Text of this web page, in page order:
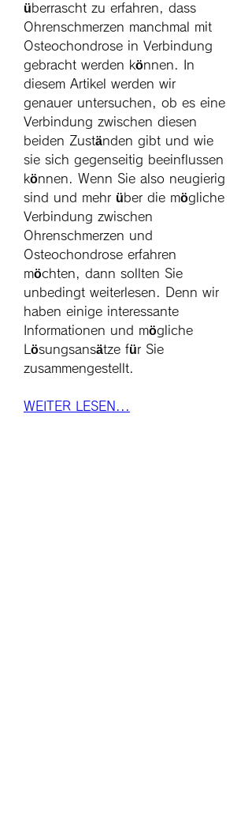
überrascht zu erfahren, dass
Ohrenschmerzen manchmal mit
Osteochondrose in Verbindung
gebracht werden können. In
diesem Artikel werden wir
genauer untersuchen, ob es eine
Verbindung zwischen diesen
beiden Zuständen gibt und wie
sie sich gegenseitig beeinflussen
können. Wenn Sie also neugierig
sind und mehr über die mögliche
Verbindung zwischen
Ohrenschmerzen und
Osteochondrose erfahren
möchten, dann sollten Sie
unbedingt weiterlesen. Denn wir
haben einige interessante
Informationen und mögliche
Lösungsansätze für Sie
zusammengestellt.
WEITER LESEN...